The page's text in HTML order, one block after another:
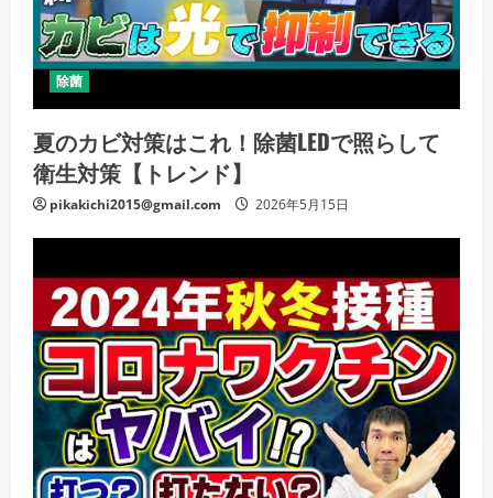
除菌
夏のカビ対策はこれ！除菌LEDで照らして
衛生対策【トレンド】
pikakichi2015@gmail.com 2026年5月15日